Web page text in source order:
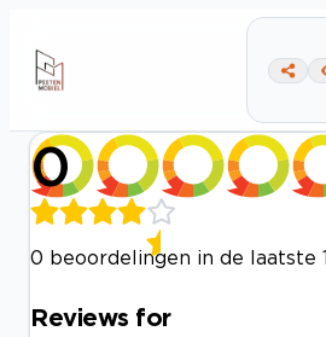
0
0 beoordelingen in de laatste
Reviews for